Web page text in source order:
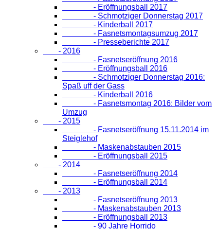
- Eröffnungsball 2017
- Schmotziger Donnerstag 2017
- Kinderball 2017
- Fasnetsmontagsumzug 2017
- Presseberichte 2017
- 2016
- Fasnetseröffnung 2016
- Eröffnungsball 2016
- Schmotziger Donnerstag 2016:
Spaß uff der Gass
- Kinderball 2016
- Fasnetsmontag 2016: Bilder vom
Umzug
- 2015
- Fasnetseröffnung 15.11.2014 im
Steiglehof
- Maskenabstauben 2015
- Eröffnungsball 2015
- 2014
- Fasnetseröffnung 2014
- Eröffnungsball 2014
- 2013
- Fasnetseröffnung 2013
- Maskenabstauben 2013
- Eröffnungsball 2013
- 90 Jahre Horrido